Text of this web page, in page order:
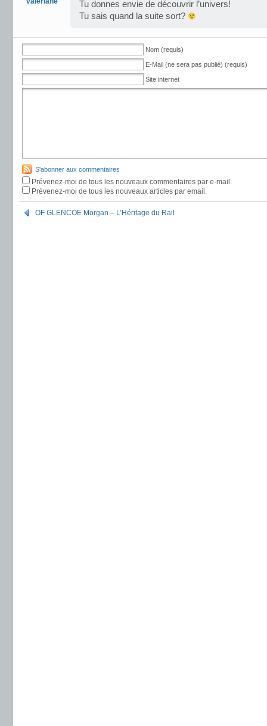
Tu donnes envie de découvrir l’univers!
Tu sais quand la suite sort?
Nom (requis)
E-Mail (ne sera pas publié) (requis)
Site internet
S'abonner aux commentaires
Prévenez-moi de tous les nouveaux commentaires par e-mail.
Prévenez-moi de tous les nouveaux articles par email.
OF GLENCOE Morgan – L’Héritage du Rail